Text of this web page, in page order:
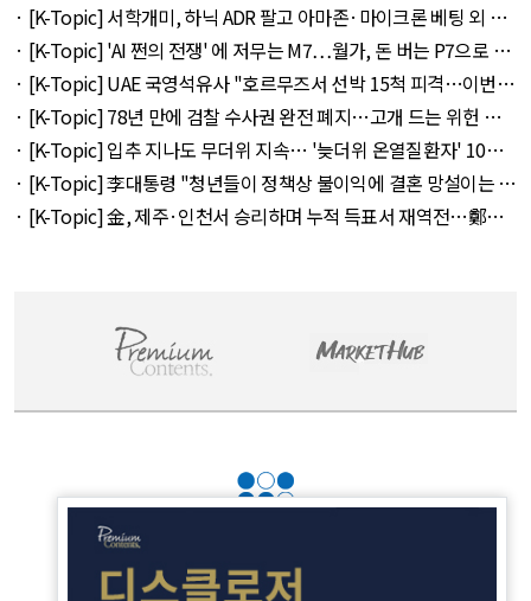
· [K-Topic] 서학개미, 하닉 ADR 팔고 아마존·마이크론 베팅 외 45
건 - August 8, 2026
· [K-Topic] 'AI 쩐의 전쟁' 에 저무는 M7…월가, 돈 버는 P7으로 갈
아타나 외 30건 - August 8, 2026
· [K-Topic] UAE 국영석유사 "호르무즈서 선박 15척 피격…이번주
에도 3척" 외 9건 - August 8, 2026
· [K-Topic] 78년 만에 검찰 수사권 완전 폐지…고개 드는 위헌 논
란 외 25건 - August 8, 2026
· [K-Topic] 입추 지나도 무더위 지속… '늦더위 온열질환자' 10년
만에 3배↑ 외 26건 - August 8, 2026
· [K-Topic] 李대통령 "청년들이 정책상 불이익에 결혼 망설이는 일
없어야" 외 26건 - August 8, 2026
· [K-Topic] 金, 제주·인천서 승리하며 누적 득표서 재역전…鄭과